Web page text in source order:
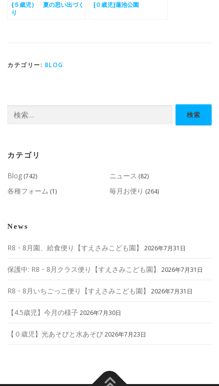
{５歳児｝ 夏の思い出づく
り
[０歳児]蓮池公園
カテゴリー: BLOG
索:
カテゴリ
Blog (742) ニュース (82)
各種フォーム (1) 毎月お便り (264)
News
R8・8月園、給食便り【すえさみこども園】 2026年7月31日
保護中: R8・8月クラス便り【すえさみこども園】 2026年7月31日
R8・8月いちごっこ便り【すえさみこども園】 2026年7月31日
【4.5歳児】今月の様子 2026年7月30日
【０歳児】光あそびと水あそび2026年7月23日